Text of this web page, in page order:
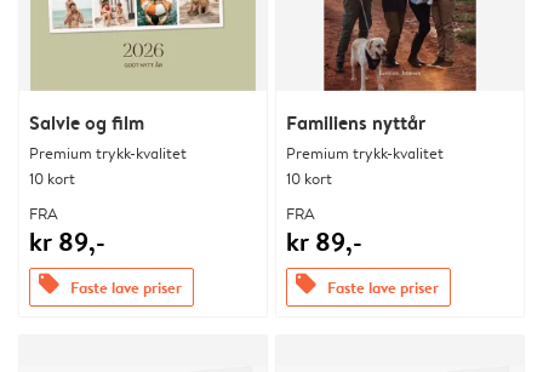
Salvie og film
Premium trykk-kvalitet
10 kort
FRA
kr 89,-
offers Faste lave priser
Familiens nyttår
Premium trykk-kvalitet
10 kort
FRA
kr 89,-
offers Faste lave priser